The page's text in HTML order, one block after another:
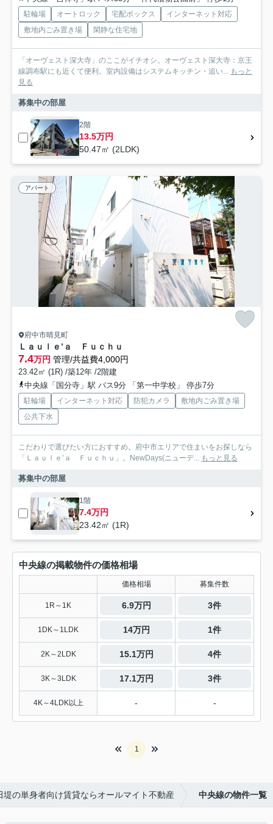
駐輪場 オートロック 宅配ボックス
インターネット対応
敷地内ごみ置き場
閑静な住宅地
「オーヴェスト深大寺」のここがイチオシ。オーヴェスト深大寺：京王
線調布駅にも近くて便利。室内設備はシステムキッチン・追い... もっと
見る
募集中の部屋
2階
13.5万円
50.47㎡ (2LDK)
アパート
府中市晴見町
Ｌａｕｌｅ’ａ Ｆｕｃｈｕ
7.4万円 管理/共益費4,000円
23.42㎡ (1R) /築12年 /2階建
中央線「国分寺」駅 バス9分 「第一中学校」 停歩7分
駐輪場 インターネット対応 防犯カメラ
敷地内ごみ置き場
公共下水
こだわりで選びたい方におすすめ。府中市エリアで住まいをお探しなら
「Ｌａｕｌｅ’ａ Ｆｕｃｈｕ」。NewDays(ニューデ... もっと見る
募集中の部屋
1階
7.4万円
23.42㎡ (1R)
中央線の掲載物件の価格相場
価格相場 募集件数
1R～1K 6.9万円 3件
1DK～1LDK 14万円 1件
2K～2LDK 15.1万円 4件
3K～3LDK 17.1万円 3件
4K～4LDK以上 - -
1
堤の単身者向け賃貸ならオールマイト不動産 中央線の物件一覧